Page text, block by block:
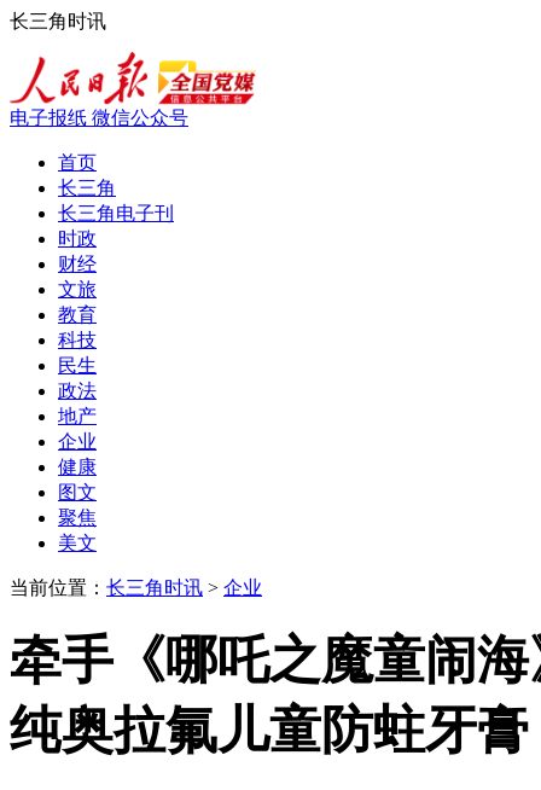
长三角时讯
电子报纸 微信公众号
首页
长三角
长三角电子刊
时政
财经
文旅
教育
科技
民生
政法
地产
企业
健康
图文
聚焦
美文
当前位置： 长三角时讯 > 企业
牵手《哪吒之魔童闹
纯奥拉氟儿童防蛀牙膏